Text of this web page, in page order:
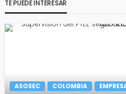
TE PUEDE INTERESAR
ASOSEC COLOMBIA